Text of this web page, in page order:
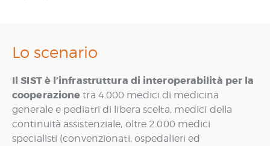
Lo scenario
Il SIST è l’infrastruttura di interoperabilità per la
cooperazione tra 4.000 medici di medicina
generale e pediatri di libera scelta, medici della
continuità assistenziale, oltre 2.000 medici
specialisti (convenzionati, ospedalieri ed